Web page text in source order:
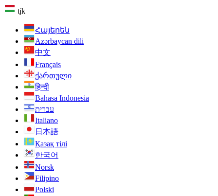
tjk
Հայերեն
Azərbaycan dili
中文
Français
ქართული
हिन्दी
Bahasa Indonesia
עברית
Italiano
日本語
Қазақ тілі
한국어
Norsk
Filipino
Polski